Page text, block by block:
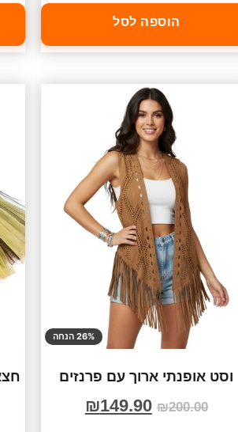
הוספה לסל
26% הנחה
וסט אופנתי ארוך עם פרנזים
₪200.00
₪149.90